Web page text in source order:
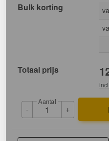
Bulk korting
Totaal prijs
-
Aantal
+